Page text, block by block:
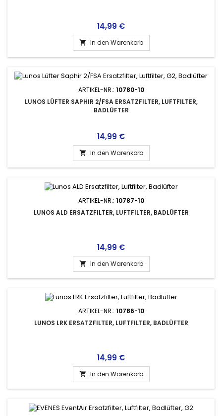
Preis
14,99 €
 In den Warenkorb
ARTIKEL-NR.: 10780-10
LUNOS LÜFTER SAPHIR 2/FSA ERSATZFILTER, LUFTFILTER,
BADLÜFTER
Preis
14,99 €
 In den Warenkorb
ARTIKEL-NR.: 10787-10
LUNOS ALD ERSATZFILTER, LUFTFILTER, BADLÜFTER
Preis
14,99 €
 In den Warenkorb
ARTIKEL-NR.: 10786-10
LUNOS LRK ERSATZFILTER, LUFTFILTER, BADLÜFTER
Preis
14,99 €
 In den Warenkorb